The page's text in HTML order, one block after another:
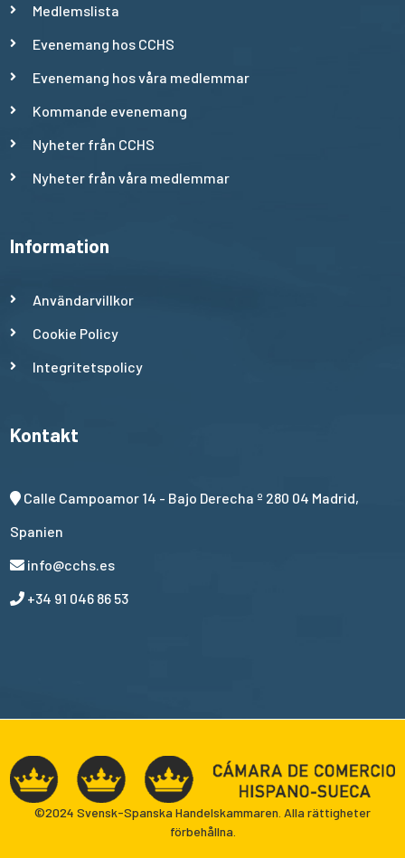
Medlemslista
Evenemang hos CCHS
Evenemang hos våra medlemmar
Kommande evenemang
Nyheter från CCHS
Nyheter från våra medlemmar
Information
Användarvillkor
Cookie Policy
Integritetspolicy
Kontakt
Calle Campoamor 14 - Bajo Derecha º 280 04 Madrid,
Spanien
info@cchs.es
+34 91 046 86 53
©2024 Svensk-Spanska Handelskammaren. Alla rättigheter
förbehållna.